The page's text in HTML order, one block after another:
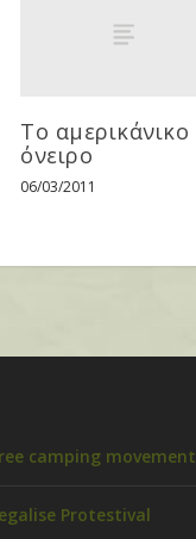
Το αμερικάνικο
όνειρο
06/03/2011
camping movement
Protestival